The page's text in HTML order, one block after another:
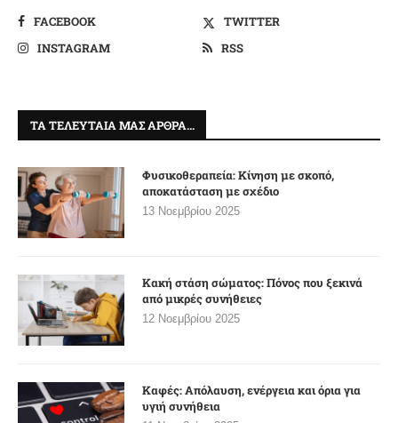
FACEBOOK
TWITTER
INSTAGRAM
RSS
ΤΑ ΤΕΛΕΥΤΑΊΑ ΜΑΣ ΆΡΘΡΑ…
Φυσικοθεραπεία: Κίνηση με σκοπό,
αποκατάσταση με σχέδιο
13 Νοεμβρίου 2025
Κακή στάση σώματος: Πόνος που ξεκινά
από μικρές συνήθειες
12 Νοεμβρίου 2025
Καφές: Απόλαυση, ενέργεια και όρια για
υγιή συνήθεια